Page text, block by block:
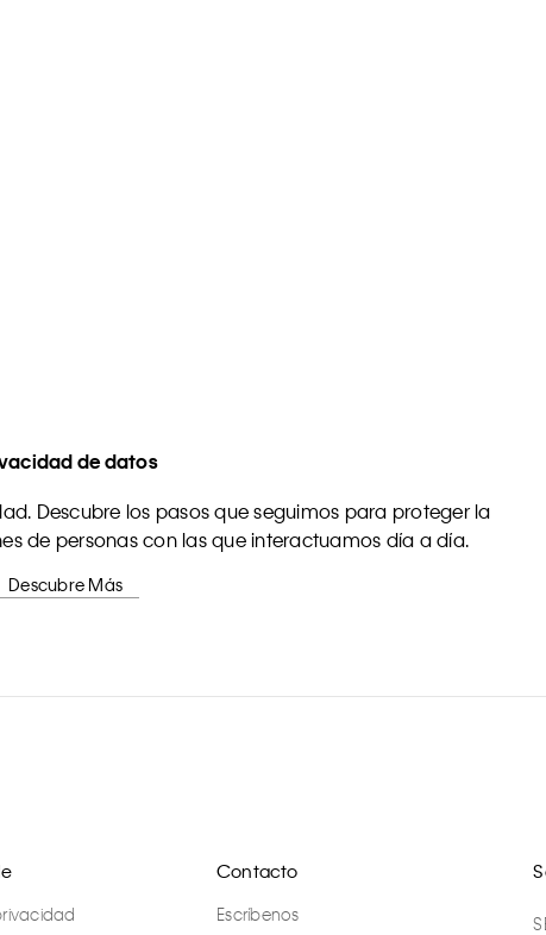
de datos
Descubre los pasos que seguimos para proteger la
de personas con las que interactuamos día a día.
Descubre Más
Contacto
Escríbenos